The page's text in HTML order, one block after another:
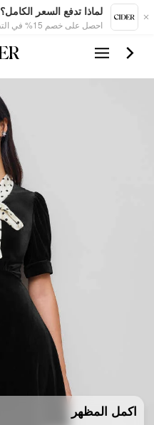
لماذا تدفع السعر الكامل؟
احصل على خصم 15% في التطبيق
اكمل المظهر